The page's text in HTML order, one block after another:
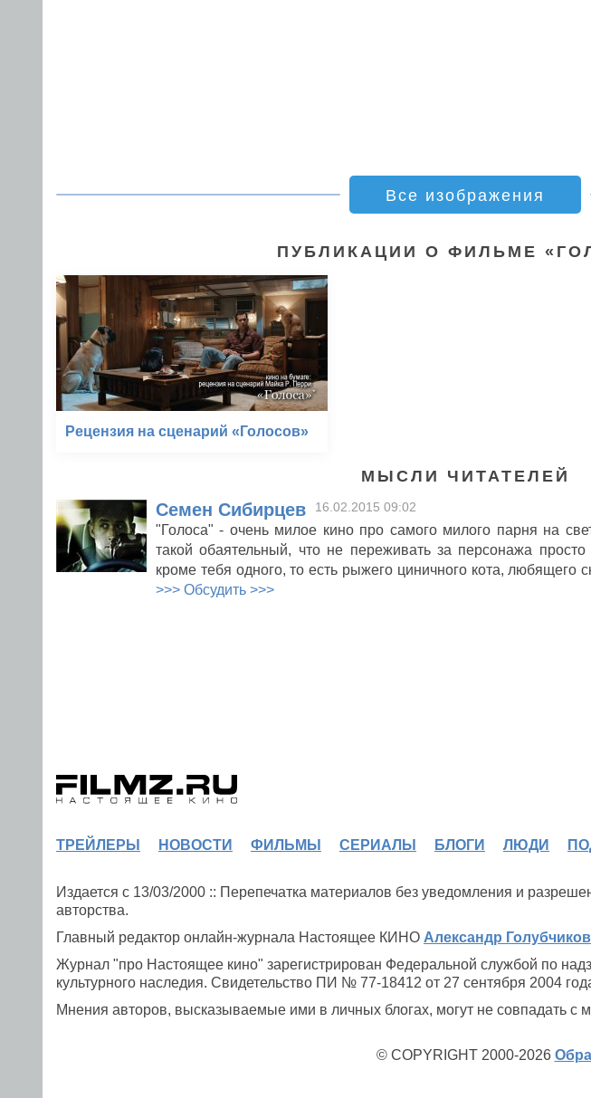
Все изображения
ПУБЛИКАЦИИ О ФИЛЬМЕ
Рецензия на сценарий «Голосов»
МЫСЛИ ЧИТАТЕЛЕЙ
Семен Сибирцев 16.02.2015 09:02
"Голоса" - очень милое кино про самого милого парня на
такой обаятельный, что не переживать за персонажа
кроме тебя одного, то есть рыжего циничного кота, любящего
>>> Обсудить >>>
ТРЕЙЛЕРЫ НОВОСТИ ФИЛЬМЫ СЕРИАЛЫ БЛОГИ ЛЮДИ
Издается с 13/03/2000 :: Перепечатка материалов без уведомления и
авторства.
Главный редактор онлайн-журнала Настоящее КИНО Александр Голубчиков
Журнал "про Настоящее кино" зарегистрирован Федеральной службой по
культурного наследия. Свидетельство ПИ № 77-18412 от 27 сентября 2004
Мнения авторов, высказываемые ими в личных блогах, могут не совпадать с
© COPYRIGHT 2000-2026